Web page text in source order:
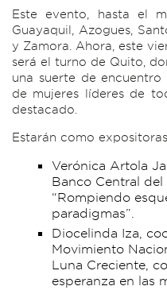
Este evento, hasta el
Guayaquil, Azogues,
y Zamora. Ahora, este
será el turno de Quito,
una suerte de
de mujeres líderes de
destacado.
Estarán como
Verónica Artola
Banco Central
“Rompiendo
paradigmas”.
Diocelinda Iza,
Movimiento
Luna Creciente,
esperanza en las